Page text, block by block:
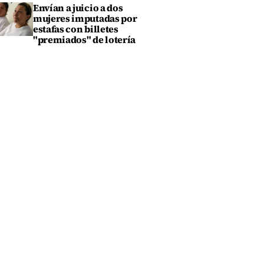
Envían a juicio a dos
mujeres imputadas por
estafas con billetes
"premiados" de lotería